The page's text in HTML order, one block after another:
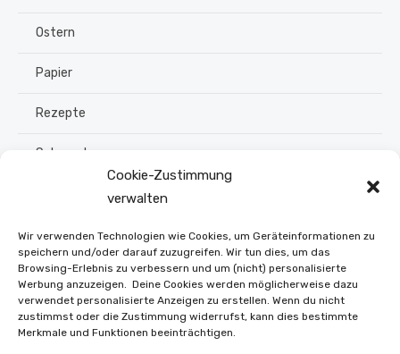
Cookie-Zustimmung
verwalten
Wir verwenden Technologien wie Cookies, um Geräteinformationen zu
speichern und/oder darauf zuzugreifen. Wir tun dies, um das
Browsing-Erlebnis zu verbessern und um (nicht) personalisierte
Werbung anzuzeigen. Deine Cookies werden möglicherweise dazu
verwendet personalisierte Anzeigen zu erstellen. Wenn du nicht
zustimmst oder die Zustimmung widerrufst, kann dies bestimmte
Merkmale und Funktionen beeinträchtigen.
Ostern
Papier
Rezepte
Schmuck
Upcycling
Stroh flechten
Weihnachten